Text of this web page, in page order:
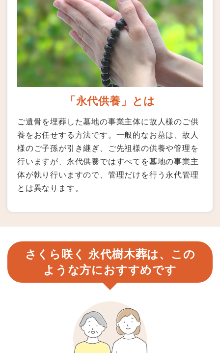
「永代供養」とは
ご遺骨を埋葬した墓地の事業主体に故人様のご供
養をお任せする方法です。一般的なお墓は、故人
様のご子孫が引き継ぎ、ご先祖様の供養や管理を
行いますが、永代供養ではすべてを墓地の事業主
体が執り行いますので、管理だけを行う永代管理
とは異なります。
さくら咲く 永代樹木葬は、この
ような方におすすめです